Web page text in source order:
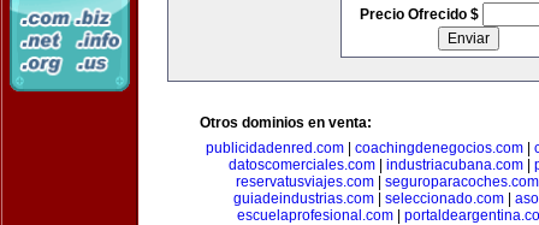
Precio Ofrecido $
Otros dominios en venta:
publicidadenred.com| coachingdenegocios.com|
datoscomerciales.com| industriacubana.com|
reservatusviajes.com| seguroparacoches.com
guiadeindustrias.com
seleccionado.com
escuelaprofesional.com